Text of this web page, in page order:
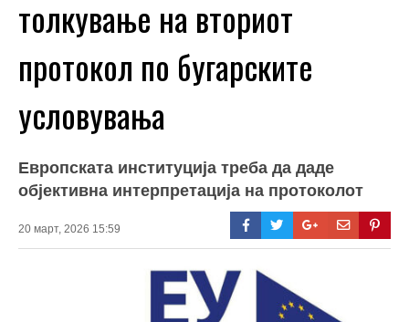
толкување на вториот
протокол по бугарските
условувања
Европската институција треба да даде
објективна интерпретација на протоколот
20 март, 2026 15:59